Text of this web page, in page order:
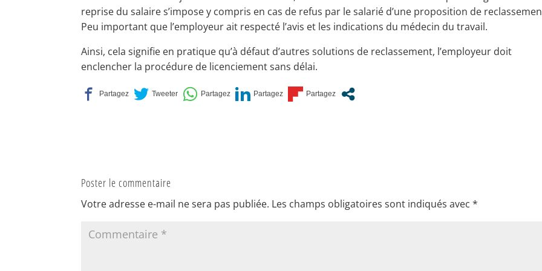
reprise du salaire s’impose y compris en cas de refus par le salarié d’une proposition de
Peu important que l’employeur ait respecté l’avis et les indications du médecin du travail.
Ainsi, cela signifie en pratique qu’à défaut d’autres solutions de reclassement, l’employeur doit
enclencher la procédure de licenciement sans délai.
Poster le commentaire
Votre adresse e-mail ne sera pas publiée. Les champs obligatoires sont indiqués avec*